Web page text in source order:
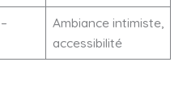
Ambiance intimiste,
accessibilité